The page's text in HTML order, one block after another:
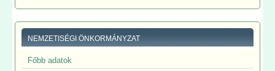
NEMZETISÉGI ÖNKORMÁNYZAT
Főbb adatok